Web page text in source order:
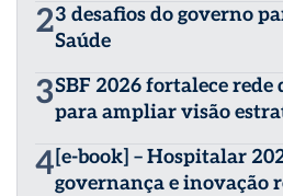
23 desafios do governo
Saúde
3SBF 2026 fortalece rede
para ampliar visão
4[e-book] – Hospitalar
governança e inovação